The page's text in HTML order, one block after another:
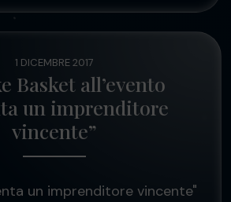
1 DICEMBRE 2017
Basket all’evento
un imprenditore
vincente”
un imprenditore vincente"